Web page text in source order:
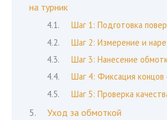
на турник
Шаг 1: Подготовка
Шаг 2: Измерение и
Шаг 3: Нанесение
Шаг 4: Фиксация концов
Шаг 5: Проверка
Уход за обмоткой